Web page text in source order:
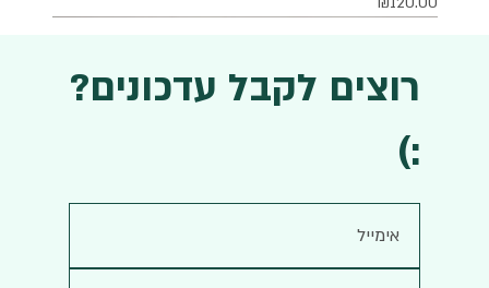
רוצים לקבל עדכונים?
:)